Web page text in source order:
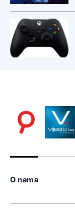
O nama